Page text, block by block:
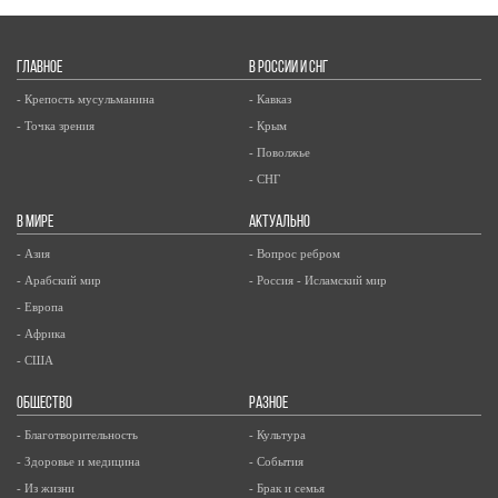
ГЛАВНОЕ
- Крепость мусульманина
- Точка зрения
В РОССИИ И СНГ
- Кавказ
- Крым
- Поволжье
- СНГ
В МИРЕ
- Азия
- Арабский мир
- Европа
- Африка
- США
АКТУАЛЬНО
- Вопрос ребром
- Россия - Исламский мир
ОБЩЕСТВО
- Благотворительность
- Здоровье и медицина
- Из жизни
РАЗНОЕ
- Культура
- События
- Брак и семья